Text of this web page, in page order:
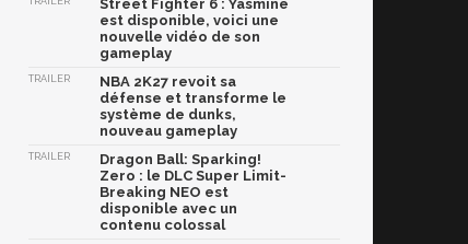
Street Fighter 6 : Yasmine
est disponible, voici une
nouvelle vidéo de son
gameplay
TRAILER
NBA 2K27 revoit sa
défense et transforme le
système de dunks,
nouveau gameplay
TRAILER
Dragon Ball: Sparking!
Zero : le DLC Super Limit-
Breaking NEO est
disponible avec un
contenu colossal